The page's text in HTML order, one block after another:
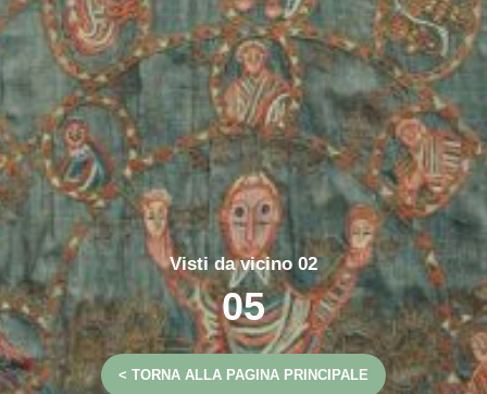
Visti da vicino 02
05
< TORNA ALLA PAGINA PRINCIPALE